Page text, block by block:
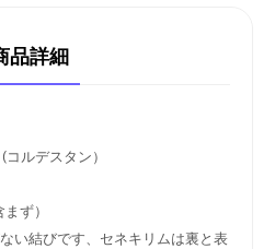
品詳細
ルデスタン）
ず）
い結びです、セネキリムは裏と表